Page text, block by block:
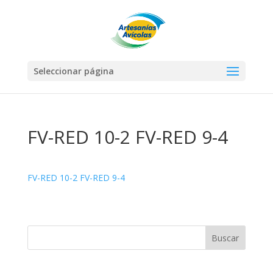
Seleccionar página
FV-RED 10-2 FV-RED 9-4
FV-RED 10-2 FV-RED 9-4